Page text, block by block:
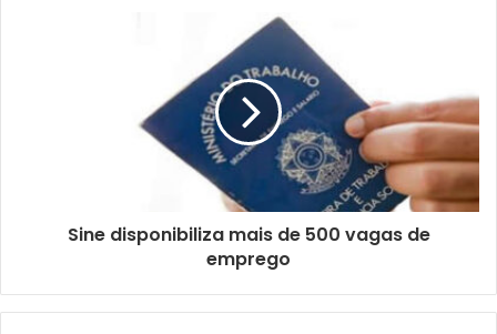
Sine disponibiliza mais de 500 vagas de
emprego